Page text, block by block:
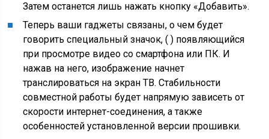
Затем останется лишь нажать кнопку «Добавить».
Теперь ваши гаджеты связаны, о чем будет
говорить специальный значок, ( ) появляющийся
при просмотре видео со смартфона или ПК. И
нажав на него, изображение начнет
транслироваться на экран ТВ. Стабильности
совместной работы будет напрямую зависеть от
скорости интернет-соединения, а также
особенностей установленной версии прошивки.